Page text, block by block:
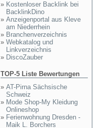
» Kostenloser Backlink bei
BacklinkDino
» Anzeigenportal aus Kleve
am Niederrhein
» Branchenverzeichnis
» Webkatalog und
Linkverzeichnis
» DiscoZauber
TOP-5 Liste Bewertungen
» AT-Pirna Sächsische
Schweiz
» Mode Shop-My Kleidung
Onlineshop
» Ferienwohnung Dresden -
Maik L. Borchers